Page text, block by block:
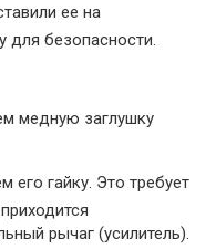
ее на
для безопасности.
медную заглушку
его гайку. Это требует
рычаг (усилитель).